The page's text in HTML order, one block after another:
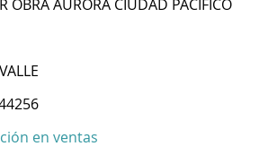
OBRA AURORA CIUDAD PACIFICO
VALLE
en ventas